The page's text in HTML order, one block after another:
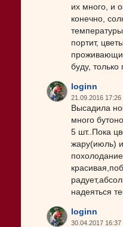
их много, и
конечно,
портит,
буду,
loginn
21.09.2016 17:26
Высадила
много
5 шт..Пока
жару(июль)
надеяться
loginn
30.04.2017 16:37